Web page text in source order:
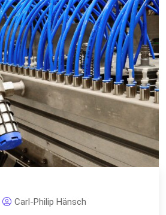
Carl-Philip Hänsch